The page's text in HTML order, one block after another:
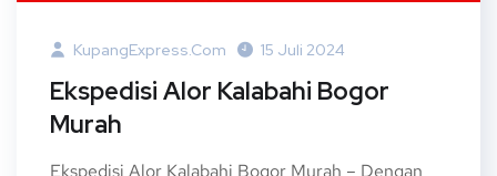
KupangExpress.com 15 Juli 2024
Ekspedisi Alor Kalabahi Bogor
Murah
Ekspedisi Alor Kalabahi Bogor Murah – Dengan